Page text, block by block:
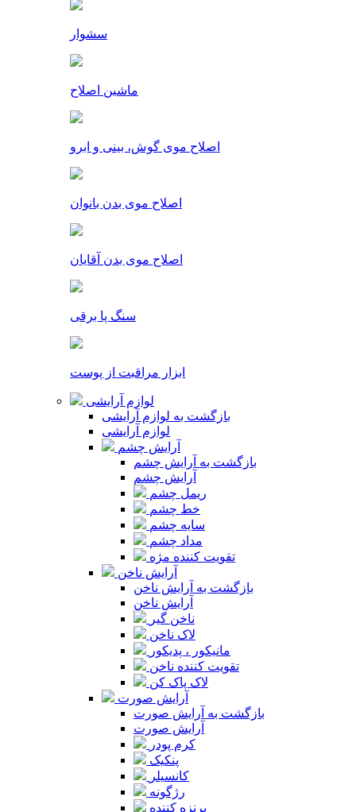
سشوار
ماشین اصلاح
اصلاح موی گوش، بینی و ابرو
اصلاح موی بدن بانوان
اصلاح موی بدن آقایان
سنگ پا برقی
ابزار مراقبت از پوست
لوازم آرایشی
بازگشت به لوازم آرایشی
لوازم آرایشی
آرایش چشم
بازگشت به آرایش چشم
آرایش چشم
ریمل چشم
خط چشم
سایه چشم
مداد چشم
تقویت کننده مژه
آرایش ناخن
بازگشت به آرایش ناخن
آرایش ناخن
ناخن گیر
لاک ناخن
مانیکور ، پدیکور
تقویت کننده ناخن
لاک پاک کن
آرایش صورت
بازگشت به آرایش صورت
آرایش صورت
کرم پودر
پنکیک
کانسیلر
رژگونه
برنزه کننده